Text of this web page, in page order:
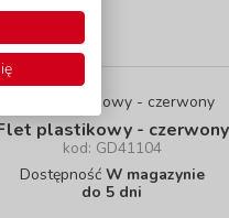
plastikowy - czerwony
kod: GD41104
Dostępność W magazynie
do 5 dni